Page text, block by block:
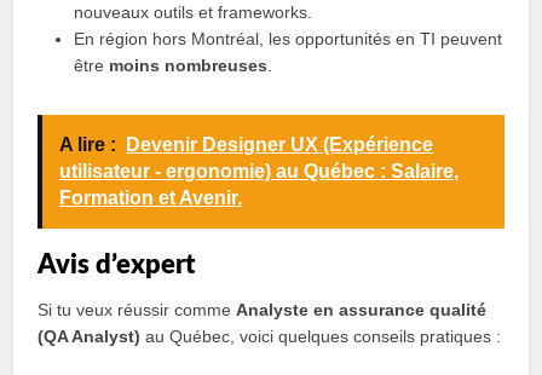
nouveaux outils et frameworks.
En région hors Montréal, les opportunités en TI peuvent
être moins nombreuses
A lire :
Devenir Designer UX (Expérience
utilisateur - ergonomie) au Québec : Salaire,
Formation et Avenir.
Avis d’expert
Si tu veux réussir commeAnalyste en assurance qualité
(QA Analyst) au Québec, voici quelques conseils pratiques :